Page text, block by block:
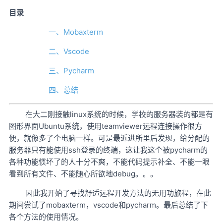
目录
一、Mobaxterm
二、Vscode
三、Pycharm
四、总结
在大二刚接触linux系统的时候，学校的服务器装的都是有
图形界面Ubuntu系统，使用teamviewer远程连接操作很方
便，就像多了个电脑一样。可是最近进所里后发现，给分配的
服务器只有能使用ssh登录的终端，这让我这个被pycharm的
各种功能惯坏了的人十分不爽，不能代码提示补全、不能一眼
看到所有文件、不能随心所欲地debug。。。
因此我开始了寻找舒适远程开发方法的无用功旅程，在此
期间尝试了mobaxterm，vscode和pycharm。最后总结了下
各个方法的使用情况。